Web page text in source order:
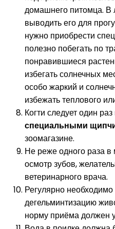
домашнего питомца. В
выводить его для
нужно приобрести
полезно побегать по
понравившиеся
избегать солнечных
особо жаркий и
избежать теплового
Когти следует один
специальными
зоомагазине.
Не реже одного раза
осмотр зубов,
ветеринарного врача.
Регулярно
дегельминтизацию
норму приёма должен